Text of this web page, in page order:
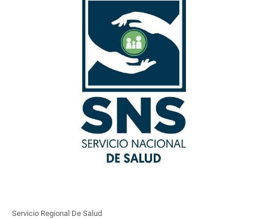
Servicio Regional De Salud